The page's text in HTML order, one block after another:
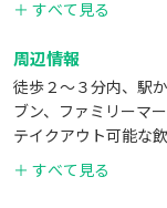
＋ すべて見る
周辺情報
徒歩２～３分内、駅
ブン、ファミリーマ
テイクアウト可能な
また、コインパーキ
＋ すべて見る